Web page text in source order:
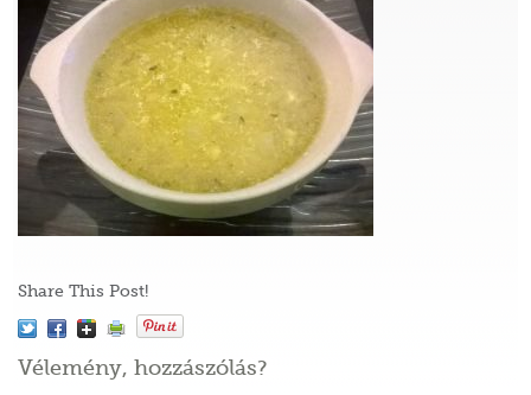
Share This Post!
Vélemény, hozzászólás?